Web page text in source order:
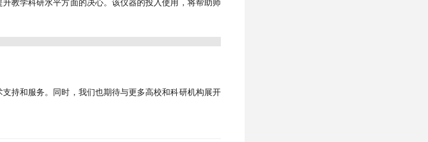
教学科研水平方面的决心。该仪器的投入使用，将帮助师
持和服务。同时，我们也期待与更多高校和科研机构展开